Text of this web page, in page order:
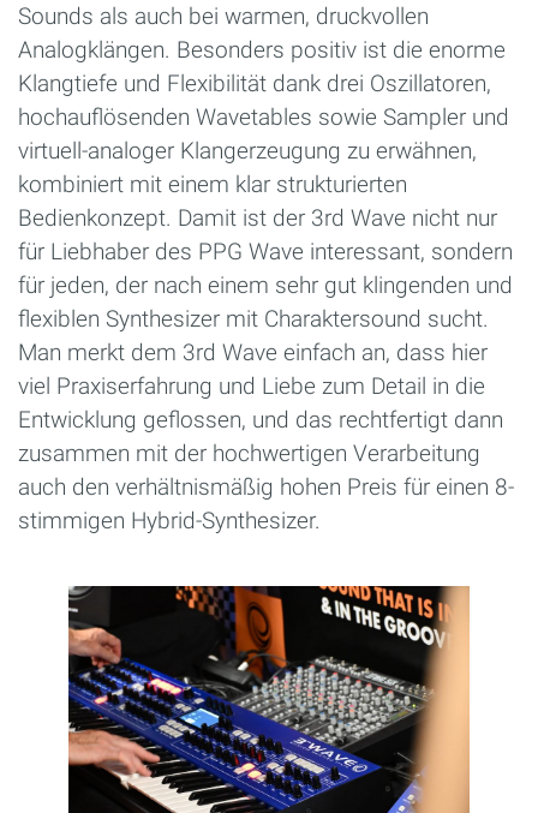
Sounds als auch bei warmen, druckvollen
Analogklängen. Besonders positiv ist die enorme
Klangtiefe und Flexibilität dank drei Oszillatoren,
hochauflösenden Wavetables sowie Sampler und
virtuell-analoger Klangerzeugung zu erwähnen,
kombiniert mit einem klar strukturierten
Bedienkonzept. Damit ist der 3rd Wave nicht nur
für Liebhaber des PPG Wave interessant, sondern
für jeden, der nach einem sehr gut klingenden und
flexiblen Synthesizer mit Charaktersound sucht.
Man merkt dem 3rd Wave einfach an, dass hier
viel Praxiserfahrung und Liebe zum Detail in die
Entwicklung geflossen, und das rechtfertigt dann
zusammen mit der hochwertigen Verarbeitung
auch den verhältnismäßig hohen Preis für einen 8-
stimmigen Hybrid-Synthesizer.